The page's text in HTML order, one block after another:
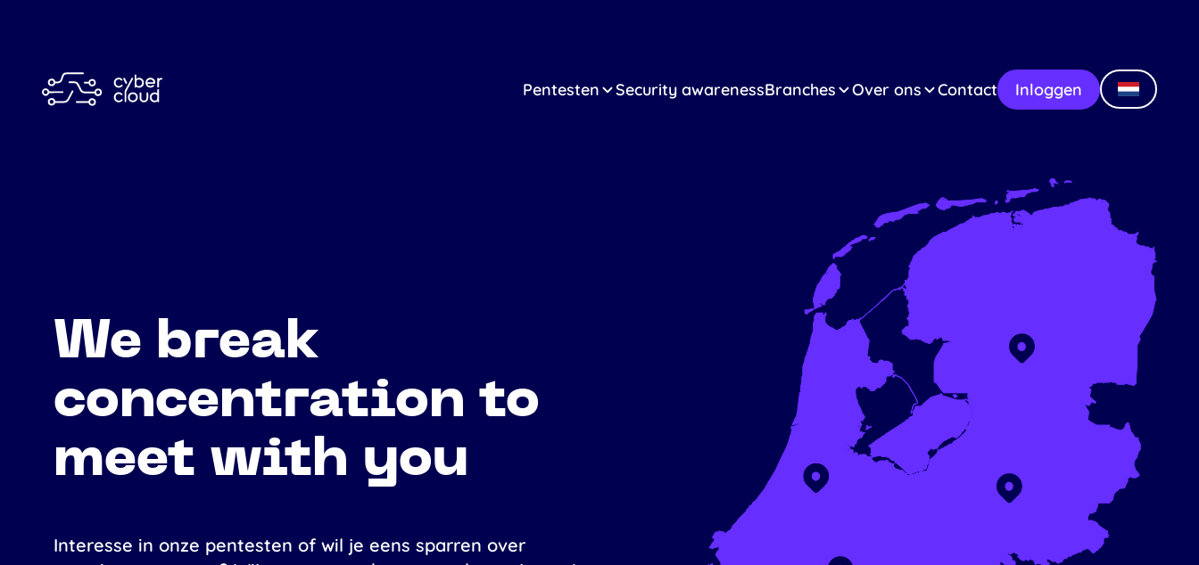
Pentesten Security awarenessBranches Over ons Contact Inloggen
We break
concentration to
meet with you
Interesse in onze pentesten of wil je eens sparren over